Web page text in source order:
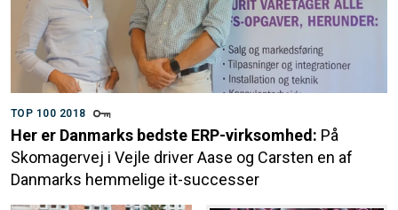
TOP 100 2018
Her er Danmarks bedste ERP-virksomhed: På
Skomagervej i Vejle driver Aase og Carsten en af
Danmarks hemmelige it-successer